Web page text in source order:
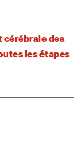
cérébrale des
les étapes